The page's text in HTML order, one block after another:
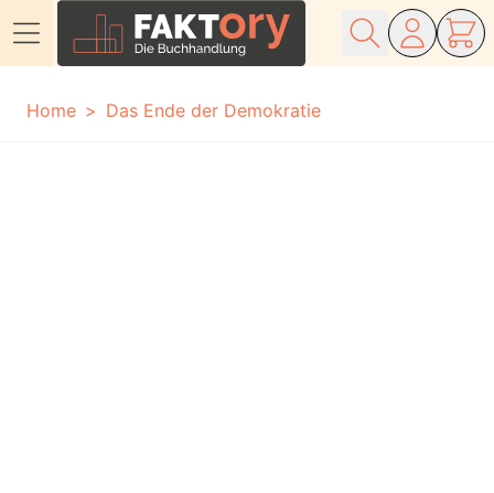
Home
Das Ende der Demokratie